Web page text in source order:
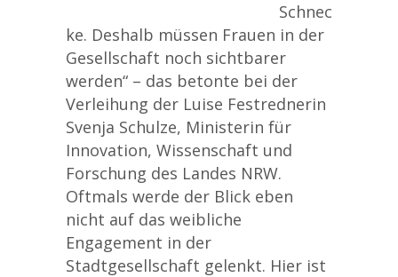
Schnec
ke. Deshalb müssen Frauen in der
Gesellschaft noch sichtbarer
werden“ – das betonte bei der
Verleihung der Luise Festrednerin
Svenja Schulze, Ministerin für
Innovation, Wissenschaft und
Forschung des Landes NRW.
Oftmals werde der Blick eben
nicht auf das weibliche
Engagement in der
Stadtgesellschaft gelenkt. Hier ist